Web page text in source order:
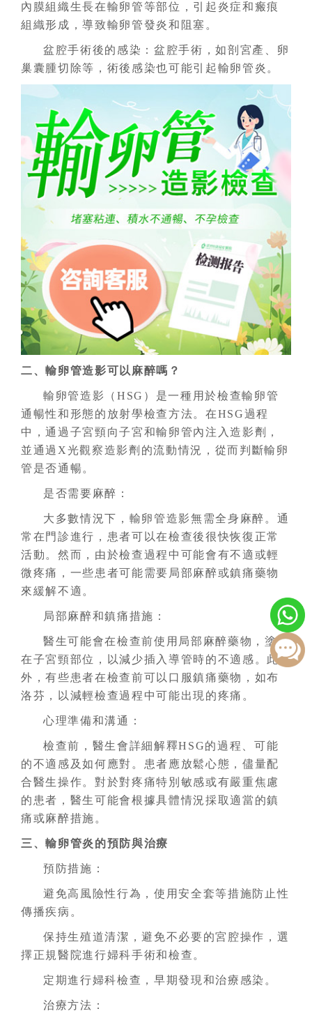
內膜組織生長在輸卵管等部位，引起炎症和瘢痕
組織形成，導致輸卵管發炎和阻塞。
盆腔手術後的感染：盆腔手術，如剖宮產、卵
巢囊腫切除等，術後感染也可能引起輸卵管炎。
二、輸卵管造影可以麻醉嗎？
輸卵管造影（HSG）是一種用於檢查輸卵管
通暢性和形態的放射學檢查方法。在HSG過程
中，通過子宮頸向子宮和輸卵管內注入造影劑，
並通過X光觀察造影劑的流動情況，從而判斷輸卵
管是否通暢。
是否需要麻醉：
大多數情況下，輸卵管造影無需全身麻醉。通
常在門診進行，患者可以在檢查後很快恢復正常
活動。然而，由於檢查過程中可能會有不適或輕
微疼痛，一些患者可能需要局部麻醉或鎮痛藥物
來緩解不適。
局部麻醉和鎮痛措施：
醫生可能會在檢查前使用局部麻醉藥物，塗抹
在子宮頸部位，以減少插入導管時的不適感。此
外，有些患者在檢查前可以口服鎮痛藥物，如布
洛芬，以減輕檢查過程中可能出現的疼痛。
心理準備和溝通：
檢查前，醫生會詳細解釋HSG的過程、可能
的不適感及如何應對。患者應放鬆心態，儘量配
合醫生操作。對於對疼痛特別敏感或有嚴重焦慮
的患者，醫生可能會根據具體情況採取適當的鎮
痛或麻醉措施。
三、輸卵管炎的預防與治療
預防措施：
避免高風險性行為，使用安全套等措施防止性
傳播疾病。
保持生殖道清潔，避免不必要的宮腔操作，選
擇正規醫院進行婦科手術和檢查。
定期進行婦科檢查，早期發現和治療感染。
治療方法：